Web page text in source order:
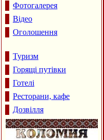
Фотогалерея
Відео
Оголошення
Туризм
Горящі путівки
Готелі
Ресторани, кафе
Дозвілля